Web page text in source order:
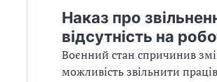
Наказ про
відсутність на
Воєнний стан спричинив
можливість звільнити